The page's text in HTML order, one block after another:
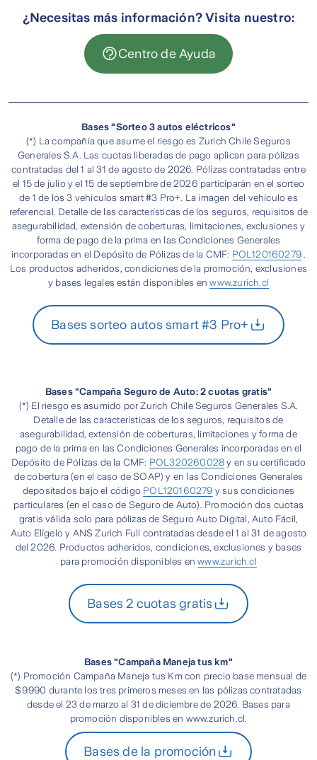
vigencia de este link es de 48 horas desde que
lo recibes. Al ingresar al link deberás seguir las
instrucciones que se mencionan y en un
obtener la aprobación ya estarás asegurado y
siguientes.
El horario de atención es de lunes a viernes de 9
hrs. a 20 hrs. y fin de semana de 10 hrs. a 20 hrs.
En caso que tengas inconvenientes con el link,
podrás escribir al mismo WhatsApp o correo
electrónico por el cual fuiste contactado.
vehículo nuevo.
Esto puedes realizarlo directamente en
www.zurich.cl en la sección“Pago en línea”
ingresa tu RUT y correo y en el detalle de los
Es importante que sepas que no se pagará la
indemnización hasta que el monto total se
encuentre regularizado.
Ingresa a tu Portal de Cliente
Verás todos los productos que tienes
contratados en Zurich.
Selecciona el producto que deseas revisar
y podrás descargar una copia.
Vehículos nuevos:las coberturas comienzan a
aplicarse desde el momento de la contratación.
se activan una vez que la autoinspección es
realizada y aprobada por la Compañía.
¿Necesitas más información? Visita nuestro:
Centro de Ayuda
Bases "Sorteo 3 autos eléctricos"
(*) La compañía que asume el riesgo es Zurich Chile Seguros
Generales S.A. Las cuotas liberadas de pago aplican para pólizas
contratadas del 1 al 31 de agosto de 2026. Pólizas contratadas entre
el 15 de julio y el 15 de septiembre de 2026 participarán en el sorteo
de 1 de los 3 vehículos smart #3 Pro+. La imagen del vehículo es
referencial. Detalle de las características de los seguros, requisitos de
asegurabilidad, extensión de coberturas, limitaciones, exclusiones y
forma de pago de la prima en las Condiciones Generales
incorporadas en el Depósito de Pólizas de la CMF: POL120160279
Los productos adheridos, condiciones de la promoción, exclusiones
y bases legales están disponibles enwww.zurich.cl
Bases sorteo autos smart #3 Pro+
Bases "Campaña Seguro de Auto: 2 cuotas gratis"
(*) El riesgo es asumido por Zurich Chile Seguros Generales S.A.
Detalle de las características de los seguros, requisitos de
asegurabilidad, extensión de coberturas, limitaciones y forma de
pago de la prima en las Condiciones Generales incorporadas en el
Depósito de Pólizas de la CMF: POL320260028 y en su certificado
de cobertura (en el caso de SOAP) y en las Condiciones Generales
depositados bajo el código POL120160279 y sus condiciones
particulares (en el caso de Seguro de Auto). Promoción dos cuotas
gratis válida solo para pólizas de Seguro Auto Digital, Auto Fácil,
Auto Elígelo y ANS Zurich Full contratadas desde el 1 al 31 de agosto
del 2026. Productos adheridos, condiciones, exclusiones y bases
para promoción disponibles enwww.zurich.cl
Bases 2 cuotas gratis
Bases "Campaña Maneja tus km"
(*) Promoción Campaña Maneja tus Km con precio base mensual de
$9.990 durante los tres primeros meses en las pólizas contratadas
desde el 23 de marzo al 31 de diciembre de 2026. Bases para
promoción disponibles en www.zurich.cl.
Bases de la promoción